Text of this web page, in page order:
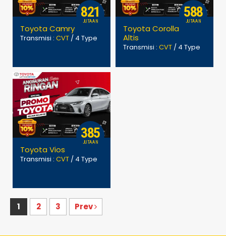
821
JUTAAN
Toyota Camry
Transmisi : CVT / 4 Type
588
JUTAAN
Toyota Corolla
Altis
Transmisi : CVT / 4 Type
385
JUTAAN
Toyota Vios
Transmisi : CVT / 4 Type
1 2 3 Prev